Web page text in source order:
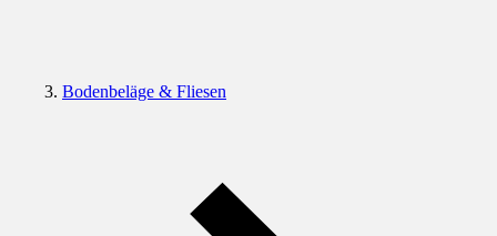
Bodenbeläge & Fliesen